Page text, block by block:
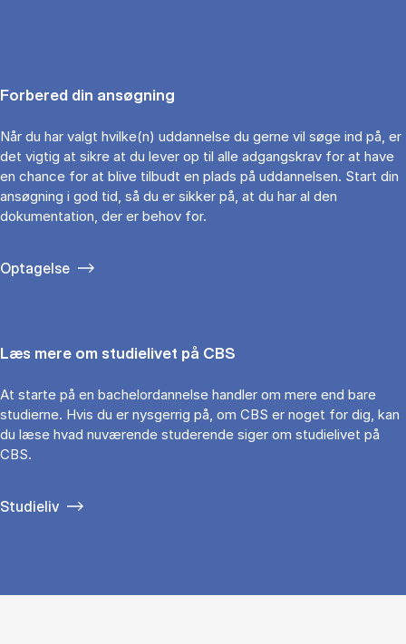
Forbered din ansøgning
Når du har valgt hvilke(n) uddannelse du gerne vil søge ind på, er
det vigtig at sikre at du lever op til alle adgangskrav for at have
en chance for at blive tilbudt en plads på uddannelsen. Start din
ansøgning i god tid, så du er sikker på, at du har al den
dokumentation, der er behov for.
Optagelse
Læs mere om studielivet på CBS
At starte på en bachelordannelse handler om mere end bare
studierne. Hvis du er nysgerrig på, om CBS er noget for dig, kan
du læse hvad nuværende studerende siger om studielivet på
CBS.
Studieliv